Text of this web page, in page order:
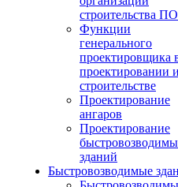
строительства
Функции
генерального
проектировщика
проектировании
строительстве
Проектирование
ангаров
Проектирование
зданий
Быстровозводимые